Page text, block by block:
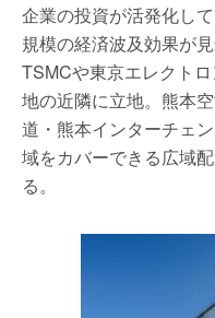
企業の投資が活発化し
規模の経済波及効果が
TSMCや東京エレクト
地の近隣に立地。熊本
道・熊本インターチェ
域をカバーできる広域
る。